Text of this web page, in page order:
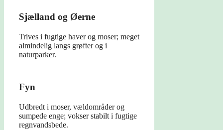
Sjælland og Øerne
Trives i fugtige haver og moser; meget
almindelig langs grøfter og i
naturparker.
Fyn
Udbredt i moser, vældområder og
sumpede enge; vokser stabilt i fugtige
regnvandsbede.